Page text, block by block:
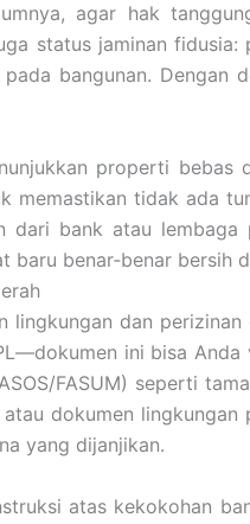
agar hak
status jaminan
bangunan.
properti
memastikan tidak ada
dari bank atau
benar‐benar bersih
lingkungan dan
ini bisa
FASUM) seperti
dokumen
yang dijanjikan.
atas kekokohan